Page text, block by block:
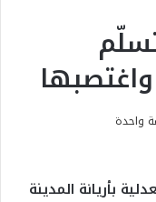
واحدة
بأريانة المدينة